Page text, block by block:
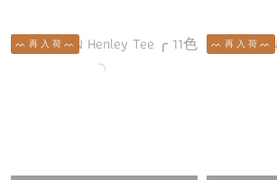
ᨓ 再 入 荷 ᨓ ᨓ 再 入 荷 ᨓ